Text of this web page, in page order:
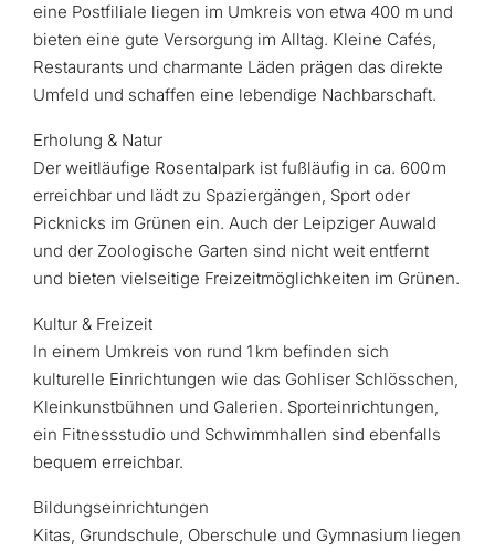
eine Postfiliale liegen im Umkreis von etwa 400 m und
bieten eine gute Versorgung im Alltag. Kleine Cafés,
Restaurants und charmante Läden prägen das direkte
Umfeld und schaffen eine lebendige Nachbarschaft.
Erholung & Natur
Der weitläufige Rosentalpark ist fußläufig in ca. 600 m
erreichbar und lädt zu Spaziergängen, Sport oder
Picknicks im Grünen ein. Auch der Leipziger Auwald
und der Zoologische Garten sind nicht weit entfernt
und bieten vielseitige Freizeitmöglichkeiten im Grünen.
Kultur & Freizeit
In einem Umkreis von rund 1 km befinden sich
kulturelle Einrichtungen wie das Gohliser Schlösschen,
Kleinkunstbühnen und Galerien. Sporteinrichtungen,
ein Fitnessstudio und Schwimmhallen sind ebenfalls
bequem erreichbar.
Bildungseinrichtungen
Kitas, Grundschule, Oberschule und Gymnasium liegen